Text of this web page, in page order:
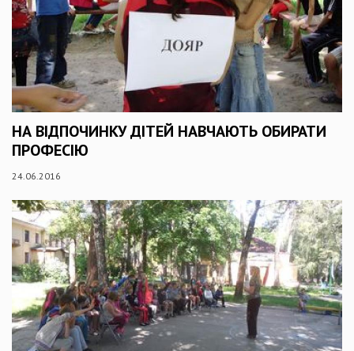
НА ВІДПОЧИНКУ ДІТЕЙ НАВЧАЮТЬ ОБИРАТИ
ПРОФЕСІЮ
24.06.2016